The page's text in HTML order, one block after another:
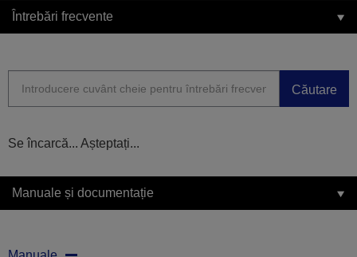
Întrebări frecvente
Căutare
Se încarcă... Așteptați...
Manuale și documentație